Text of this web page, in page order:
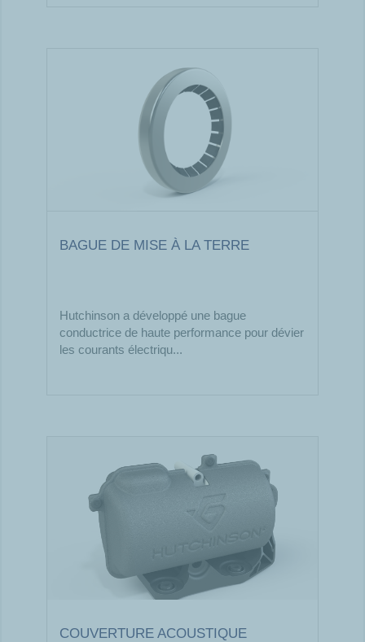
BAGUE DE MISE À LA TERRE
Hutchinson a développé une bague
conductrice de haute performance pour dévier
les courants électriqu...
COUVERTURE ACOUSTIQUE